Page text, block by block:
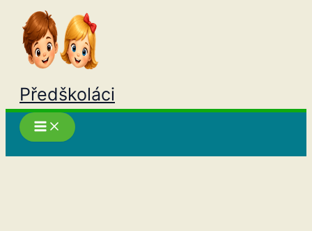
Přeskočit
obsah
Předškoláci